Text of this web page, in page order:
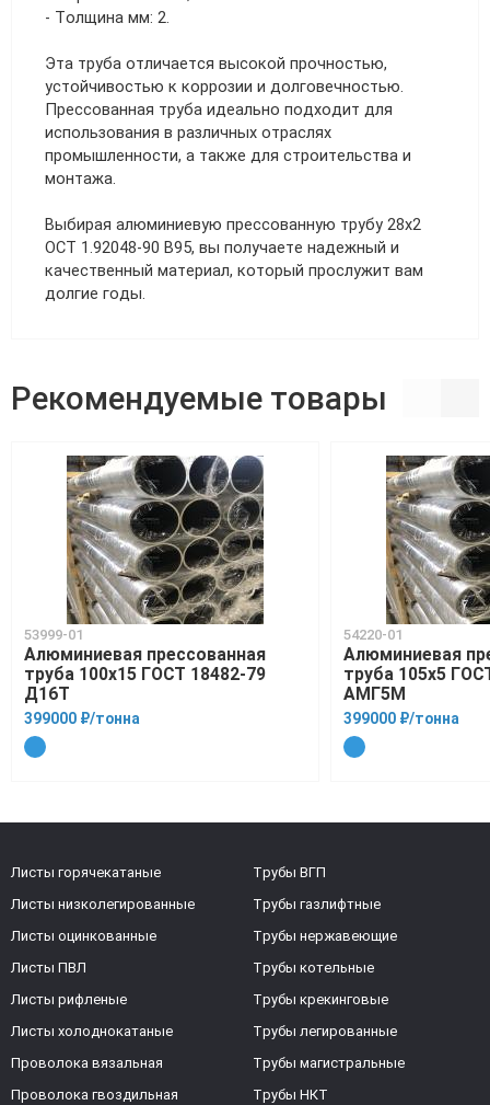
- Толщина мм: 2.
Эта труба отличается высокой прочностью,
устойчивостью к коррозии и долговечностью.
Прессованная труба идеально подходит для
использования в различных отраслях
промышленности, а также для строительства и
монтажа.
Выбирая алюминиевую прессованную трубу 28х2
ОСТ 1.92048-90 В95, вы получаете надежный и
качественный материал, который прослужит вам
долгие годы.
Рекомендуемые товары
53999-01
Алюминиевая прессованная
труба 100х15 ГОСТ 18482-79
Д16Т
399000 ₽/тонна
54220-01
Алюминиевая
труба 105х5
АМГ5М
399000 ₽/тонна
Листы горячекатаные
Листы низколегированные
Листы оцинкованные
Листы ПВЛ
Листы рифленые
Листы холоднокатаные
Проволока вязальная
Проволока гвоздильная
Трубы ВГП
Трубы газлифтные
Трубы нержавеющие
Трубы котельные
Трубы крекинговые
Трубы легированные
Трубы магистральные
Трубы НКТ